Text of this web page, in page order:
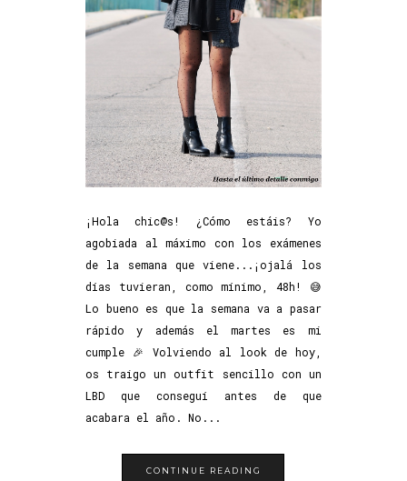
¡Hola chic@s! ¿Cómo estáis? Yo
agobiada al máximo con los exámenes
de la semana que viene...¡ojalá los
días tuvieran, como mínimo, 48h! 😅
Lo bueno es que la semana va a pasar
rápido y además el martes es mi
cumple 🎉 Volviendo al look de hoy,
os traigo un outfit sencillo con un
LBD que conseguí antes de que
acabara el año. No...
CONTINUE READING